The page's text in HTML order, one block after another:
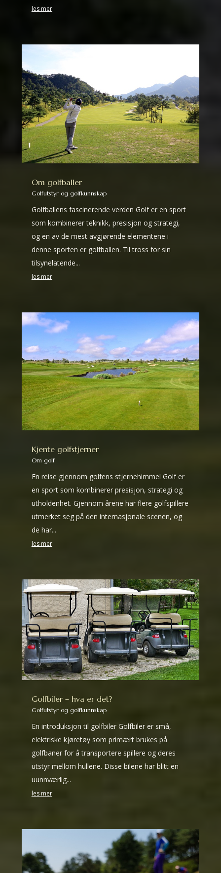
les mer
Om golfballer
Golfutstyr og golfkunnskap
Golfballens fascinerende verden Golf er en sport
som kombinerer teknikk, presisjon og strategi,
og en av de mest avgjørende elementene i
denne sporten er golfballen. Til tross for sin
tilsynelatende...
les mer
Kjente golfstjerner
Om golf
En reise gjennom golfens stjernehimmel Golf er
en sport som kombinerer presisjon, strategi og
utholdenhet. Gjennom årene har flere golfspillere
utmerket seg på den internasjonale scenen, og
de har...
les mer
Golfbiler – hva er det?
Golfutstyr og golfkunnskap
En introduksjon til golfbiler Golfbiler er små,
elektriske kjøretøy som primært brukes på
golfbaner for å transportere spillere og deres
utstyr mellom hullene. Disse bilene har blitt en
uunnværlig...
les mer